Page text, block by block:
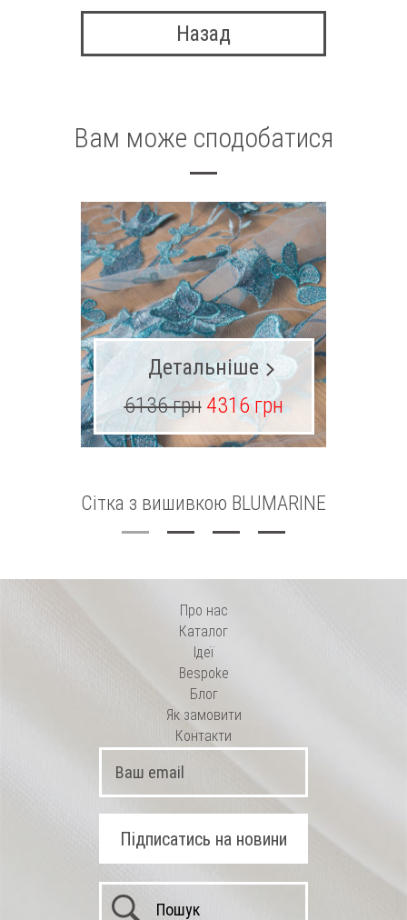
Назад
Вам може сподобатися
Сітка з вишивкою BLUMARINE
Детальніше
6136 грн 4316 грн
Про нас
Каталог
Ідеї
Bespoke
Блог
Як замовити
Контакти